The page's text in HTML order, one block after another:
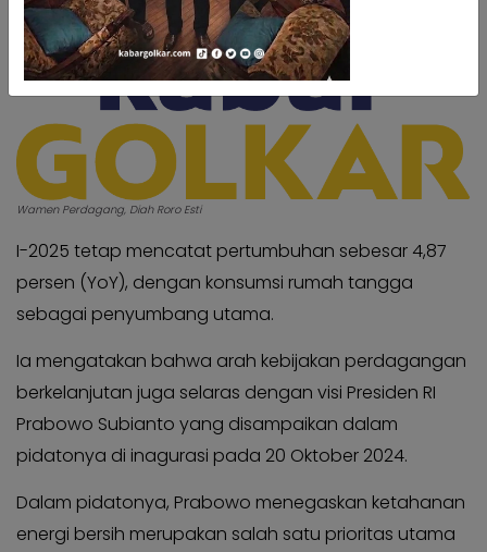
Kabar
Pilkada
Opini
Kabar
Kader
Kabar
Kabar
Kabar
Kabinet
Kabar
DPP
Kagol
Kabar
Photo
Kabar
Pilkada
Opini
Kader
Kabar
Kabar
Kabar
Kabar
Kabar
DPP
Pojok
Kagol
KABAR
Wamen Perdagang, Diah Roro Esti
I-2025 tetap mencatat pertumbuhan sebesar 4,87
persen (YoY), dengan konsumsi rumah tangga
sebagai penyumbang utama.
Ia mengatakan bahwa arah kebijakan perdagangan
berkelanjutan juga selaras dengan visi Presiden RI
Prabowo Subianto yang disampaikan dalam
pidatonya di inagurasi pada 20 Oktober 2024.
Dalam pidatonya, Prabowo menegaskan ketahanan
energi bersih merupakan salah satu prioritas utama